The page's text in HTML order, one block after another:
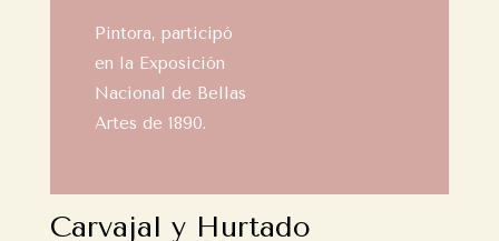
Pintora, participó
en la Exposición
Nacional de Bellas
Artes de 1890.
Carvajal y Hurtado